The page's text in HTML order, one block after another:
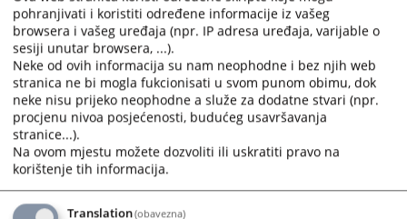
calendar
and
select
a
date.
Press
the
question
mark
key
to
calendar
and
select
a
date.
Press
question
mark
key
to
pohranjivati i koristiti određene informacije iz vašeg
browsera i vašeg uređaja (npr. IP adresa uređaja, varijable o
sesiji unutar browsera, ...).
Neke od ovih informacija su nam neophodne i bez njih web
stranica ne bi mogla fukcionisati u svom punom obimu, dok
neke nisu prijeko neophodne a služe za dodatne stvari (npr.
procjenu nivoa posjećenosti, budućeg usavršavanja
stranice...).
Na ovom mjestu možete dozvoliti ili uskratiti pravo na
korištenje tih informacija.
Translation(obavezna)